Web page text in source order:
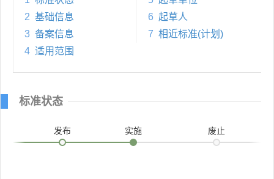
2 基础信息
3 备案信息
4 适用范围
6 起草人
7 相近标准(计划)
标准状态
发布 实施 废止